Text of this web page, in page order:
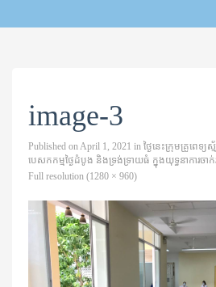
image-3
Published onApril 1, 2021 in ថ្ងៃនេះក្រុមគ្រូពេទ្
បេសកកម្មថ្ងៃដំបូង និងទ្រង់ទ្រាយធំ ក្នុងយុទ្ធនាការច
Full resolution (1280 × 960)